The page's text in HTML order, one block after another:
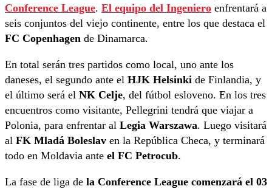
Conference League. El equipo del Ingeniero enfrentará a
seis conjuntos del viejo continente, entre los que destaca el
FC Copenhagen de Dinamarca.
En total serán tres partidos como local, uno ante los
daneses, el segundo ante el HJK Helsinki de Finlandia, y
el último será el NK Celje, del fútbol esloveno. En los tres
encuentros como visitante, Pellegrini tendrá que viajar a
Polonia, para enfrentar al Legia Warszawa. Luego visitará
al FK Mladá Boleslav en la República Checa, y terminará
todo en Moldavia ante el FC Petrocub.
La fase de liga de la Conference League comenzará el 03